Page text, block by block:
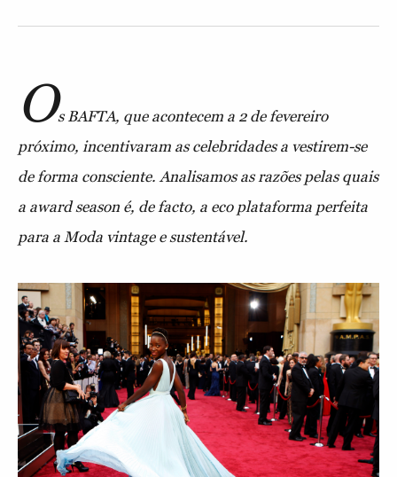
Os BAFTA, que acontecem a 2 de fevereiro
próximo, incentivaram as celebridades a vestirem-se
de forma consciente. Analisamos as razões pelas quais
a award season é, de facto, a eco plataforma perfeita
para a Moda vintage e sustentável.